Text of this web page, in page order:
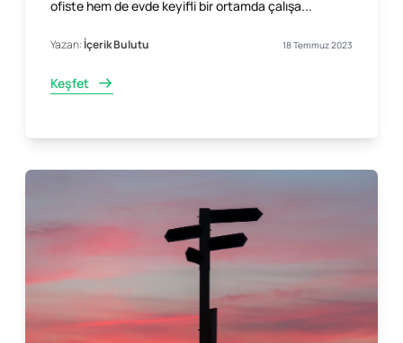
ofiste hem de evde keyifli bir ortamda çalışa...
Yazan:İçerik Bulutu 18 Temmuz 2023
Keşfet